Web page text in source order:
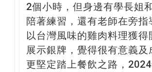
2個小時，但身邊有學長姐
陪著練習，還有老師在旁指
以台灣風味的雞肉料理獲得
展示銀牌，覺得很有意義及
更堅定踏上餐飲之路，